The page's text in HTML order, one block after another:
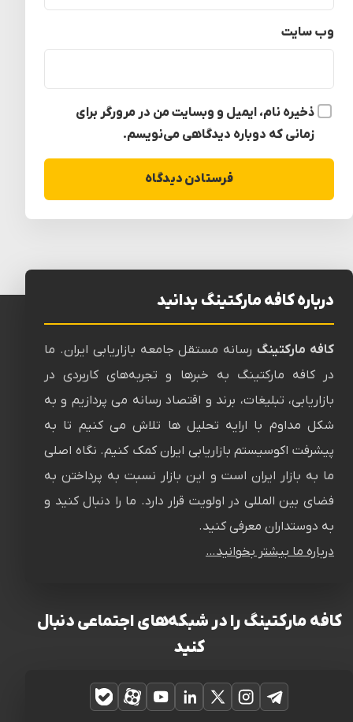
وب‌ سایت
ذخیره نام، ایمیل و وبسایت من در مرورگر برای
زمانی که دوباره دیدگاهی می‌نویسم.
درباره کافه مارکتینگ بدانید
کافه مارکتینگرسانه‌ مستقل جامعه بازاریابی ایران. ما
در کافه مارکتینگ به خبرها و تجربه‌های کاربردی در
بازاریابی، تبلیغات، برند و اقتصاد رسانه می پردازیم و به
شکل مداوم با ارایه تحلیل ها تلاش می کنیم تا به
پیشرفت اکوسیستم بازاریابی ایران کمک کنیم. نگاه اصلی
ما به بازار ایران است و این بازار نسبت به پرداختن به
فضای بین المللی در اولویت قرار دارد. ما را دنبال کنید و
به دوستداران معرفی کنید.
درباره ما بیشتر بخوانید…
کافه مارکتینگ را در شبکه‌های اجتماعی دنبال
کنید
تلگراماینستاگرام
ایکسلینکدینیوتیوبآپاراتبله